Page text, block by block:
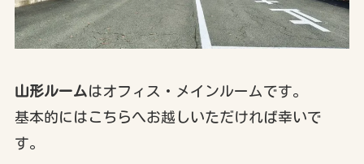
山形ルームはオフィス・メインルームです。
基本的にはこちらへお越しいただければ幸いで
す。